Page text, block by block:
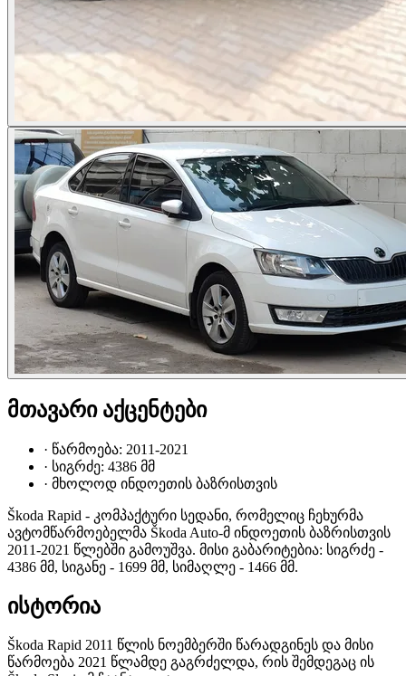
მთავარი აქცენტები
· წარმოება: 2011-2021
· სიგრძე: 4386 მმ
· მხოლოდ ინდოეთის ბაზრისთვის
Škoda Rapid - კომპაქტური სედანი, რომელიც ჩეხურმა
ავტომწარმოებელმა Škoda Auto-მ ინდოეთის ბაზრისთვის
2011-2021 წლებში გამოუშვა. მისი გაბარიტებია: სიგრძე -
4386 მმ, სიგანე - 1699 მმ, სიმაღლე - 1466 მმ.
ისტორია
Škoda Rapid 2011 წლის ნოემბერში წარადგინეს და მისი
წარმოება 2021 წლამდე გაგრძელდა, რის შემდეგაც ის